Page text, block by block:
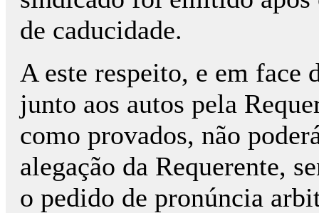
de caducidade.
A este respeito, e em
junto aos autos pela
como provados, não
alegação da Requerente,
o pedido de pronúncia